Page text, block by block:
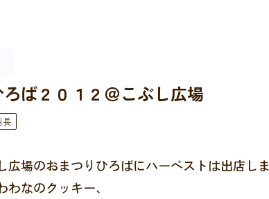
ば２０１２＠こぶし広場
長
広場のおまつりひろばにハーベストは出店しま
なのクッキー、